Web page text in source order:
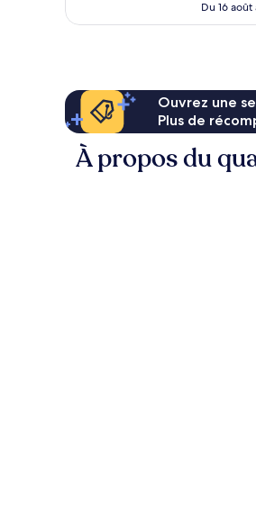
de
188
Du 16 août
Ouvrez une
Plus de
À propos du